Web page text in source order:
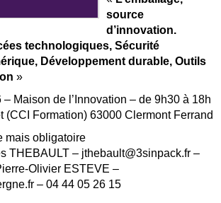
source
d’innovation.
technologiques, Sécurité
Développement durable, Outils
»
– Maison de l’Innovation – de 9h30 à 18h
(CCI Formation) 63000 Clermont Ferrand
mais obligatoire
THEBAULT – jthebault@3sinpack.fr –
Olivier ESTEVE –
– 04 44 05 26 15